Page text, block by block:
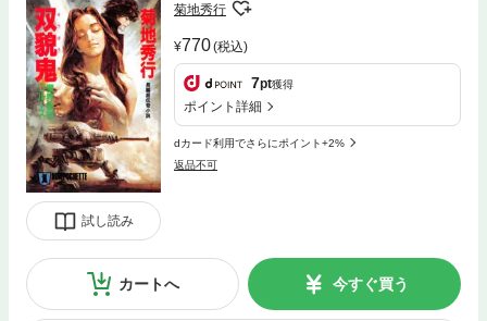
試し読み
菊地秀行
770(税込)
7pt獲得
ポイント詳細
dカード利用でさらにポイント+2%
返品不可
カートへ 今すぐ買う